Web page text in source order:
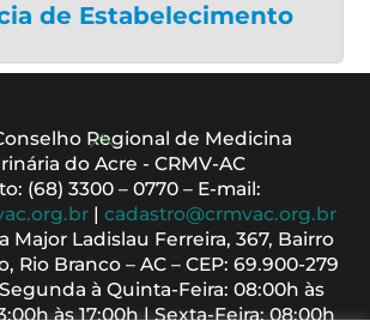
de Estabelecimento
Back
To
Top
Regional de Medicina
do Acre - CRMV-AC
(68) 3300 – 0770 – E-mail:
| cadastro@crmvac.org.br
Major Ladislau Ferreira, 367, Bairro
Rio Branco – AC – CEP: 69.900-279
à Quinta-Feira: 08:00h às
às 17:00h | Sexta-Feira: 08:00h